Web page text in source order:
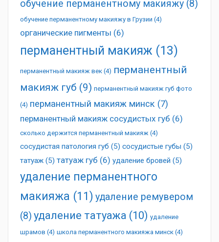
обучение перманентному макияжу (8)
обучение перманентному макияжу в Грузии (4)
органические пигменты (6)
перманентный макияж (13)
перманентный макияж век (4) перманентный
макияж губ (9) перманентный макияж губ фото
(4) перманентный макияж минск (7)
перманентный макияж сосудистых губ (6)
сколько держится перманентный макияж (4)
сосудистая патология губ (5) сосудистые губы (5)
татуаж (5) татуаж губ (6) удаление бровей (5)
удаление перманентного
макияжа (11) удаление ремувером
(8) удаление татуажа (10) удаление
шрамов (4) школа перманентного макияжа минск (4)